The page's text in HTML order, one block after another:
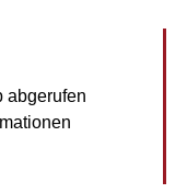
abgerufen